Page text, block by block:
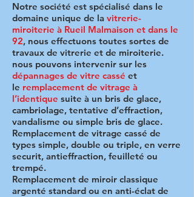
Notre société est spécialisé dans le
domaine unique de la vitrerie-
miroiterie à Rueil Malmaison et dans le
92, nous effectuons toutes sortes de
travaux de vitrerie et de miroiterie.
nous pouvons intervenir sur les
dépannages de vitre cassé et
le remplacement de vitrage à
l’identique suite à un bris de glace,
cambriolage, tentative d’effraction,
vandalisme ou simple bris de glace.
Remplacement de vitrage cassé de
types simple, double ou triple, en verre
securit, antieffraction, feuilleté ou
trempé.
Remplacement de miroir classique
argenté standard ou en anti-éclat de